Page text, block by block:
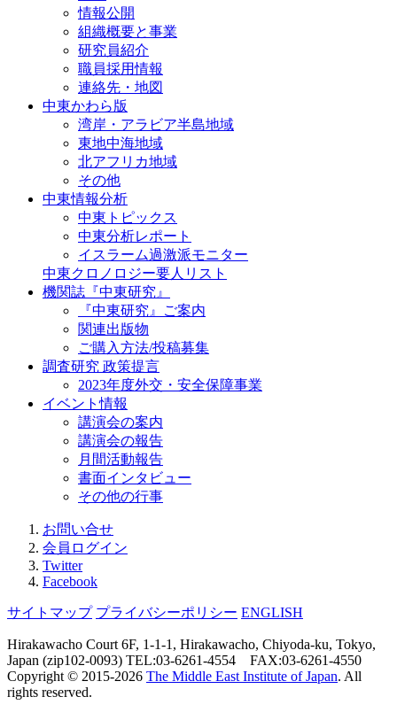
情報公開
組織概要と事業
研究員紹介
職員採用情報
連絡先・地図
中東かわら版
湾岸・アラビア半島地域
東地中海地域
北アフリカ地域
その他
中東情報分析
中東トピックス
中東分析レポート
イスラーム過激派モニター
中東クロノロジー要人リスト
機関誌『中東研究』
『中東研究』ご案内
関連出版物
ご購入方法/投稿募集
調査研究 政策提言
2023年度外交・安全保障事業
イベント情報
講演会の案内
講演会の報告
月間活動報告
書面インタビュー
その他の行事
お問い合せ
会員ログイン
Twitter
Facebook
サイトマップ プライバシーポリシー ENGLISH
Hirakawacho Court 6F, 1-1-1, Hirakawacho, Chiyoda-ku, Tokyo,
Japan (zip102-0093) TEL:03-6261-4554 FAX:03-6261-4550
Copyright © 2015-2026 The Middle East Institute of Japan. All
rights reserved.